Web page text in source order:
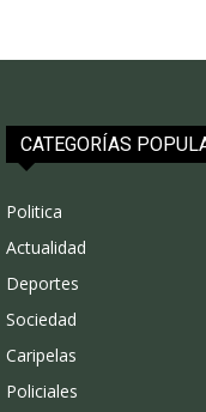
CATEGORÍAS
Politica
Actualidad
Deportes
Sociedad
Caripelas
Policiales